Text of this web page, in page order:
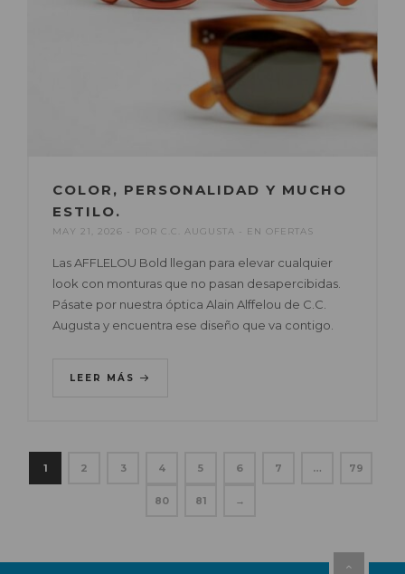
COLOR, PERSONALIDAD Y MUCHO
ESTILO.
MAY 21, 2026 POR C.C. AUGUSTA EN OFERTAS
Las AFFLELOU Bold llegan para elevar cualquier
look con monturas que no pasan desapercibidas.
Pásate por nuestra óptica Alain Alffelou de C.C.
Augusta y encuentra ese diseño que va contigo.
LEER MÁS
1 2 3 4 5 6 7 … 79
80 81 →